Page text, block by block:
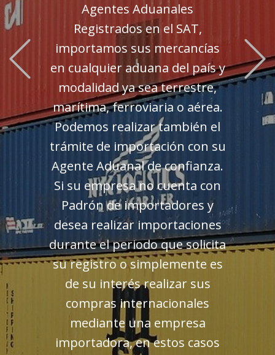
Agentes Aduanales
Registrados en el SAT,
importamos sus mercancías
en cualquier aduana del país y
modalidad ya sea terrestre,
marítima, ferroviaria o aérea.
Podemos realizar también el
trámite de importación con su
Agente Aduanal de confianza.
Si su empresa no cuenta con
Padrón de importadores y
desea realizar importaciones
durante el periodo que solicita
su registro o simplemente es
de su interés realizar sus
compras internacionales
mediante una empresa
importadora, en estos casos
Previous